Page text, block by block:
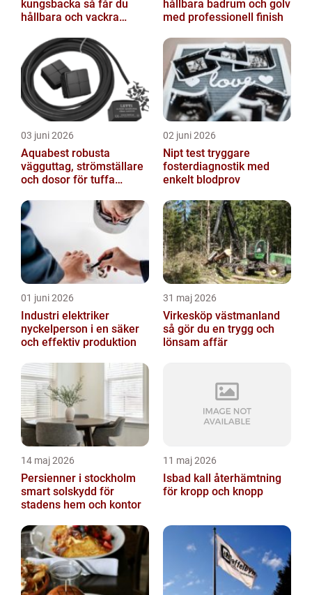
kungsbacka så får du
hållbara och vackra
hållbara badrum och golv
med professionell finish
03 juni 2026
Aquabest robusta
vägguttag, strömställare
och dosor för tuffa
02 juni 2026
Nipt test tryggare
fosterdiagnostik med
enkelt blodprov
01 juni 2026
Industri elektriker
nyckelperson i en säker
och effektiv produktion
31 maj 2026
Virkesköp västmanland
så gör du en trygg och
lönsam affär
14 maj 2026
Persienner i stockholm
smart solskydd för
stadens hem och kontor
11 maj 2026
Isbad kall återhämtning
för kropp och knopp